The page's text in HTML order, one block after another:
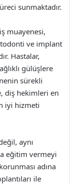
sunmaktadır.
muayenesi,
ve implant
Hastalar,
gülüşlere
sürekli
diş hekimleri en
iyi hizmeti
aynı
eğitim vermeyi
adına
ile